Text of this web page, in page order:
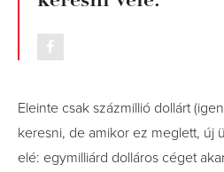
Eleinte csak százmillió dollárt
keresni, de amikor ez meglett, új
elé: egymilliárd dolláros céget